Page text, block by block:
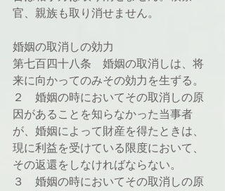
官、親族も取り消せません。
婚姻の取消しの効力
第七百四十八条　婚姻の取消しは、将
来に向かってのみその効力を生ずる。
２　婚姻の時においてその取消しの原
因があることを知らなかった当事者
が、婚姻によって財産を得たときは、
現に利益を受けている限度において、
その返還をしなければならない。
３　婚姻の時においてその取消しの原